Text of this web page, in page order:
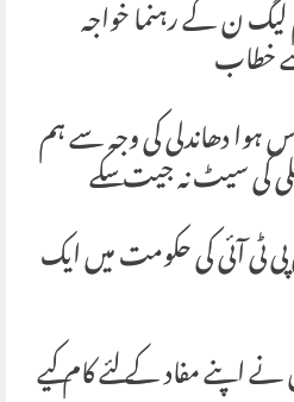
ن کے رہنما خواجہ
خطاب
ہوا دھاندلی کی وجہ سے ہم
کی سیٹ نہ جیت سکے
ٹی آئی کی حکومت میں ایک
اپنے مفاد کے لئے کام کیے